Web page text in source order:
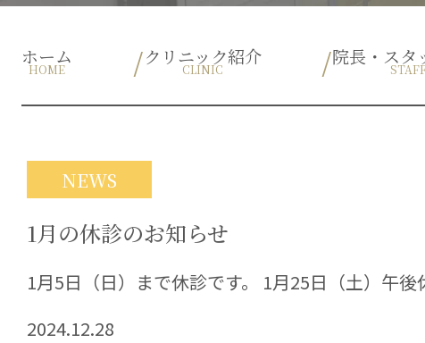
ホーム
HOME
クリニック紹介
CLINIC
院長・スタ
NEWS
1月の休診のお知らせ
1月5日（日）まで休診です。 1月25日（土）午後
2024.12.28